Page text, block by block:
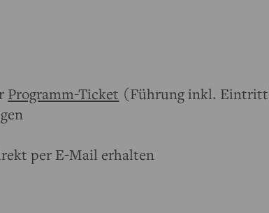
Programm-Ticket (Führung inkl.
per E-Mail erhalten